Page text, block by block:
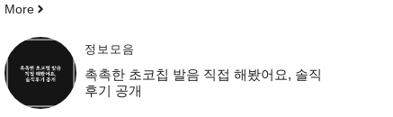
More
정보모음
촉촉한 초코칩 발음 직접 해봤어요, 솔직
후기 공개